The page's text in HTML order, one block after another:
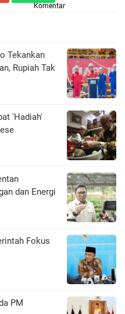
Komentar
Tekankan
Rupiah Tak
'Hadiah'
dan Energi
Fokus
PM